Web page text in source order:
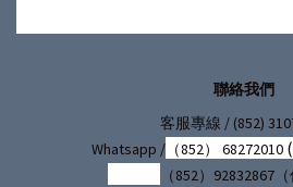
聯絡我們
客服專線 / (852)
Whatsapp /（852） 68272010
（852）92832867